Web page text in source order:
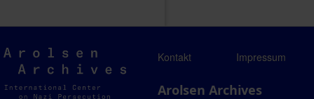
Arolsen
Archives
Kontakt Impressum
Arolsen Archives